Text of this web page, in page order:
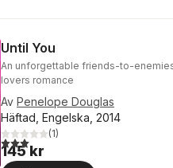
Until You
An unforgettable friends-to-
lovers romance
Av Penelope Douglas
Häftad, Engelska, 2014
3,0utav 5 stjärnor. Totalt antal
(1)
145 kr